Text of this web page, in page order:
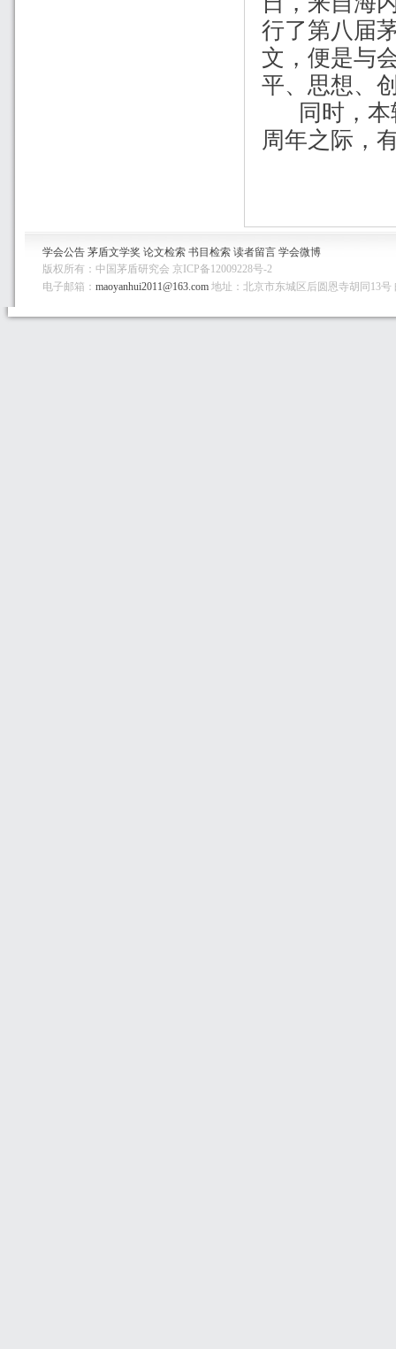
行了第八届
文，便是与
平、思想、
同时，本
周年之际，
学会公告 茅盾文学奖 论文检索 书目检索 读者留言 学会微博
版权所有：中国茅盾研究会 京ICP备12009228号-2
电子邮箱： maoyanhui2011@163.com 地址：北京市东城区后圆恩寺胡同13号